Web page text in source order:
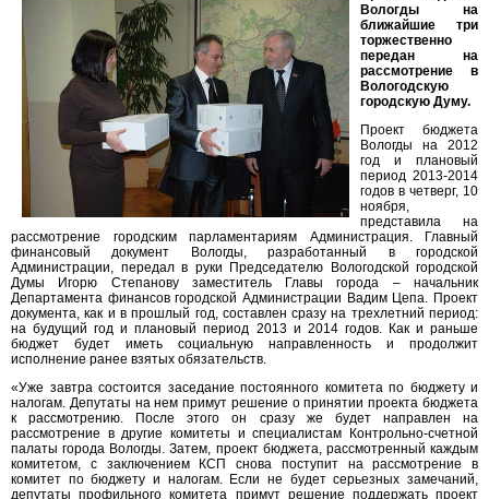
Вологды на
ближайшие три
торжественно
передан на
рассмотрение в
Вологодскую
городскую Думу.
Проект бюджета
Вологды на 2012
год и плановый
период 2013-2014
годов в четверг, 10
ноября,
представила на
рассмотрение городским парламентариям Администрация. Главный
финансовый документ Вологды, разработанный в городской
Администрации, передал в руки Председателю Вологодской городской
Думы Игорю Степанову заместитель Главы города – начальник
Департамента финансов городской Администрации Вадим Цепа. Проект
документа, как и в прошлый год, составлен сразу на трехлетний период:
на будущий год и плановый период 2013 и 2014 годов. Как и раньше
бюджет будет иметь социальную направленность и продолжит
исполнение ранее взятых обязательств.
«Уже завтра состоится заседание постоянного комитета по бюджету и
налогам. Депутаты на нем примут решение о принятии проекта бюджета
к рассмотрению. После этого он сразу же будет направлен на
рассмотрение в другие комитеты и специалистам Контрольно-счетной
палаты города Вологды. Затем, проект бюджета, рассмотренный каждым
комитетом, с заключением КСП снова поступит на рассмотрение в
комитет по бюджету и налогам. Если не будет серьезных замечаний,
депутаты профильного комитета примут решение поддержать проект